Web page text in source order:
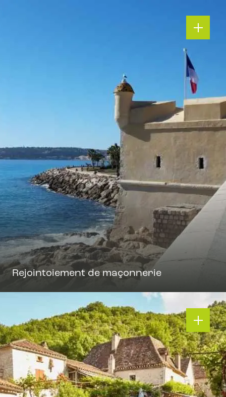
Rejointoiement de maçonnerie